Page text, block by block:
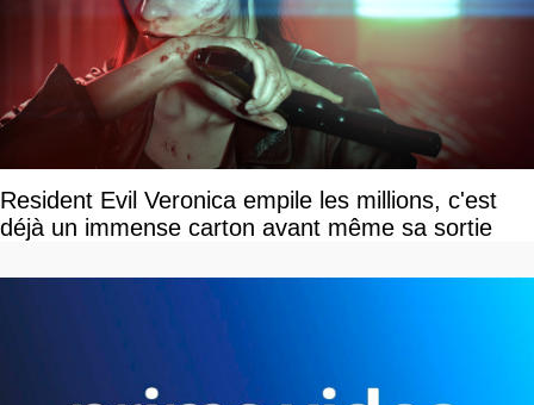
Resident Evil Veronica empile les millions, c'est
déjà un immense carton avant même sa sortie